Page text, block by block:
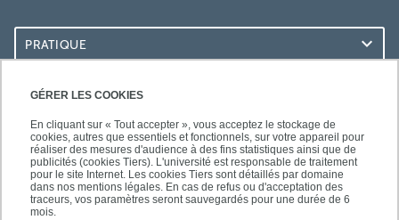
GÉRER LES COOKIES
En cliquant sur « Tout accepter », vous acceptez le stockage de
cookies, autres que essentiels et fonctionnels, sur votre appareil pour
réaliser des mesures d'audience à des fins statistiques ainsi que de
publicités (cookies Tiers). L'université est responsable de traitement
pour le site Internet. Les cookies Tiers sont détaillés par domaine
dans nos mentions légales. En cas de refus ou d'acceptation des
traceurs, vos paramètres seront sauvegardés pour une durée de 6
mois.
PRATIQUE
RESSOURCES
SUIVEZ-NOUS